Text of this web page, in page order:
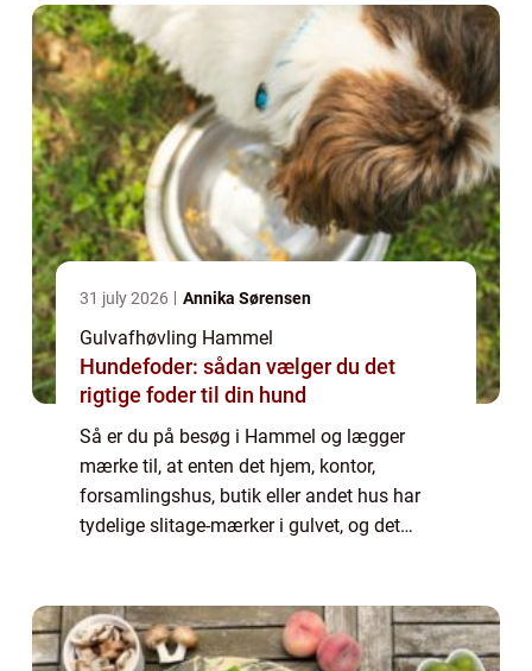
31 july 2026 Annika Sørensen
Gulvafhøvling Hammel
Hundefoder: sådan vælger du det
rigtige foder til din hund
Så er du på besøg i Hammel og lægger
mærke til, at enten det hjem, kontor,
forsamlingshus, butik eller andet hus har
tydelige slitage-mærker i gulvet, og det